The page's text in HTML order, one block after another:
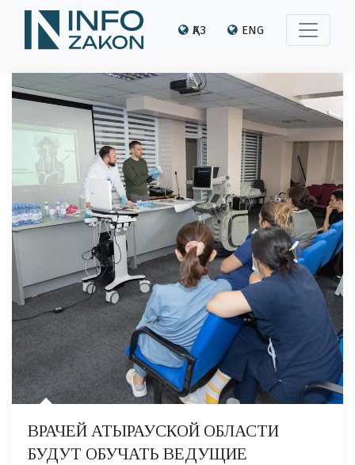
ҚАЗ ENG
ВРАЧЕЙ АТЫРАУСКОЙ ОБЛАСТИ
БУДУТ ОБУЧАТЬ ВЕДУЩИЕ